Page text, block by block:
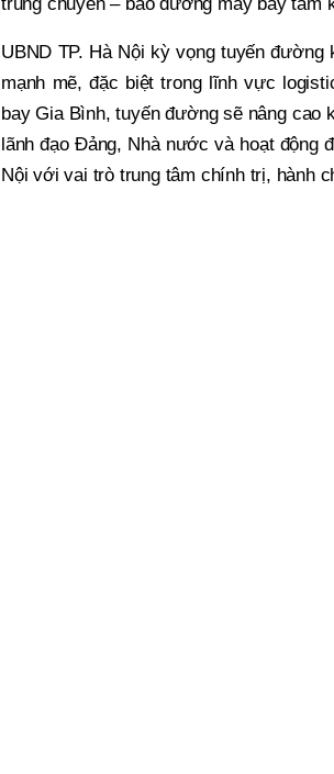
UBND TP. Hà Nội kỳ vọng tuyến
mạnh mẽ, đặc biệt trong lĩnh vực
bay Gia Bình, tuyến đường sẽ nâng cao
lãnh đạo Đảng, Nhà nước và hoạt động
Nội với vai trò trung tâm chính trị, hành